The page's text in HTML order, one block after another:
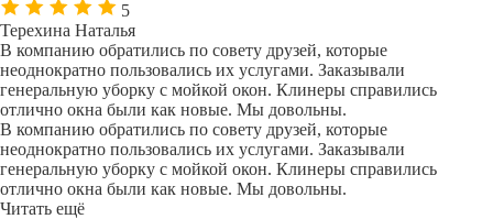
5
Терехина Наталья
В компанию обратились по совету друзей, которые
неоднократно пользовались их услугами. Заказывали
генеральную уборку с мойкой окон. Клинеры справились
отлично окна были как новые. Мы довольны.
В компанию обратились по совету друзей, которые
неоднократно пользовались их услугами. Заказывали
генеральную уборку с мойкой окон. Клинеры справились
отлично окна были как новые. Мы довольны.
Читать ещё